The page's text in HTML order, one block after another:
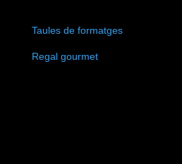
Taules de formatges
Regal gourmet